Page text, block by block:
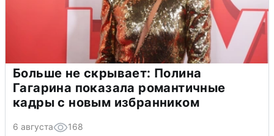
Больше не скрывает: Полина
Гагарина показала романтичные
кадры с новым избранником
6 августа 168